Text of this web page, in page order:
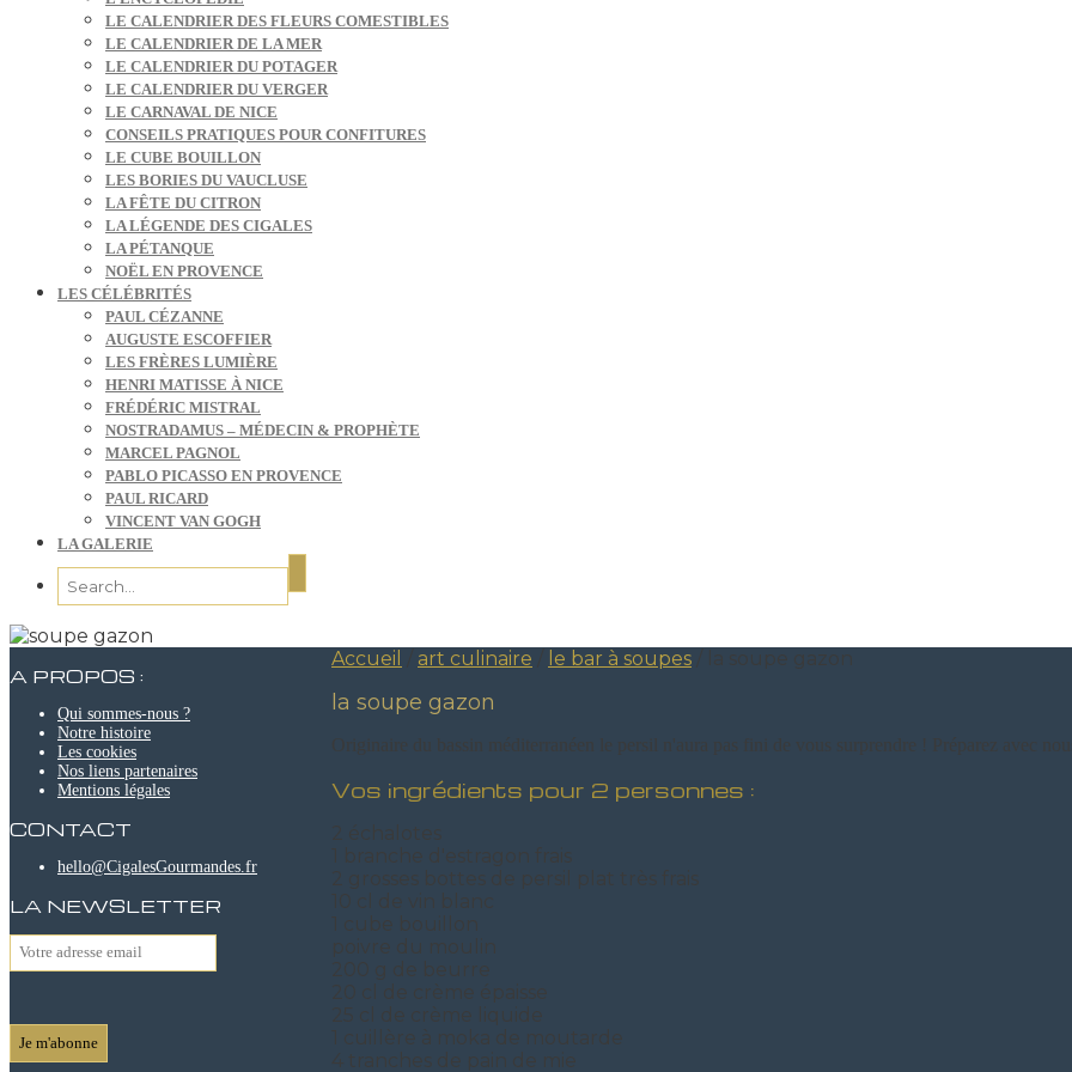
LE CALENDRIER DES FLEURS COMESTIBLES
LE CALENDRIER DE LA MER
LE CALENDRIER DU POTAGER
LE CALENDRIER DU VERGER
LE CARNAVAL DE NICE
CONSEILS PRATIQUES POUR CONFITURES
LE CUBE BOUILLON
LES BORIES DU VAUCLUSE
LA FÊTE DU CITRON
LA LÉGENDE DES CIGALES
LA PÉTANQUE
NOËL EN PROVENCE
LES CÉLÉBRITÉS
PAUL CÉZANNE
AUGUSTE ESCOFFIER
LES FRÈRES LUMIÈRE
HENRI MATISSE À NICE
FRÉDÉRIC MISTRAL
NOSTRADAMUS – MÉDECIN & PROPHÈTE
MARCEL PAGNOL
PABLO PICASSO EN PROVENCE
PAUL RICARD
VINCENT VAN GOGH
LA GALERIE
Accueil art culinaire le bar à soupes
la soupe gazon
Vos ingrédients pour 2 personnes :
A PROPOS :
Qui sommes-nous ?
Notre histoire
Les cookies
Nos liens partenaires
Mentions légales
CONTACT
hello@CigalesGourmandes.fr
LA NEWSLETTER